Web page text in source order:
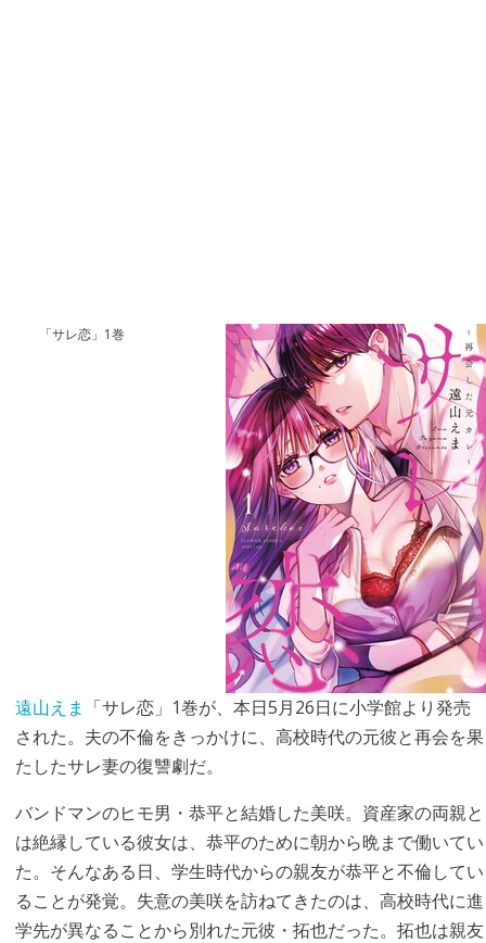
「サレ恋」1巻
遠山えま 「サレ恋」1巻が、本日5月26日に小学館より発売
された。夫の不倫をきっかけに、高校時代の元彼と再会を果
たしたサレ妻の復讐劇だ。
バンドマンのヒモ男・恭平と結婚した美咲。資産家の両親と
は絶縁している彼女は、恭平のために朝から晩まで働いてい
た。そんなある日、学生時代からの親友が恭平と不倫してい
ることが発覚。失意の美咲を訪ねてきたのは、高校時代に進
学先が異なることから別れた元彼・拓也だった。拓也は親友